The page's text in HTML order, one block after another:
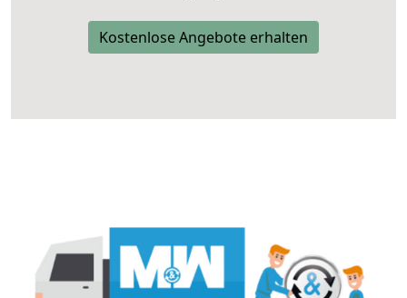
Kostenlose Angebote erhalten